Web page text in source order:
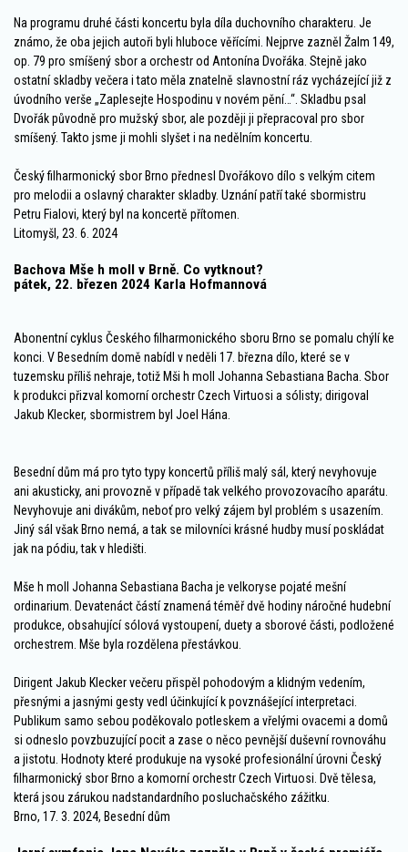
Na programu druhé části koncertu byla díla duchovního charakteru. Je
známo, že oba jejich autoři byli hluboce věřícími. Nejprve zazněl Žalm 149,
op. 79 pro smíšený sbor a orchestr od Antonína Dvořáka. Stejně jako
ostatní skladby večera i tato měla znatelně slavnostní ráz vycházející již z
úvodního verše „Zaplesejte Hospodinu v novém pění…“. Skladbu psal
Dvořák původně pro mužský sbor, ale později ji přepracoval pro sbor
smíšený. Takto jsme ji mohli slyšet i na nedělním koncertu.
Český filharmonický sbor Brno přednesl Dvořákovo dílo s velkým citem
pro melodii a oslavný charakter skladby. Uznání patří také sbormistru
Petru Fialovi, který byl na koncertě přítomen.
Litomyšl, 23. 6. 2024
Bachova Mše h moll v Brně. Co vytknout?
pátek, 22. březen 2024 Karla Hofmannová
Abonentní cyklus Českého filharmonického sboru Brno se pomalu chýlí ke
konci. V Besedním domě nabídl v neděli 17. března dílo, které se v
tuzemsku příliš nehraje, totiž Mši h moll Johanna Sebastiana Bacha. Sbor
k produkci přizval komorní orchestr Czech Virtuosi a sólisty; dirigoval
Jakub Klecker, sbormistrem byl Joel Hána.
Besední dům má pro tyto typy koncertů příliš malý sál, který nevyhovuje
ani akusticky, ani provozně v případě tak velkého provozovacího aparátu.
Nevyhovuje ani divákům, neboť pro velký zájem byl problém s usazením.
Jiný sál však Brno nemá, a tak se milovníci krásné hudby musí poskládat
jak na pódiu, tak v hledišti.
Mše h moll Johanna Sebastiana Bacha je velkoryse pojaté mešní
ordinarium. Devatenáct částí znamená téměř dvě hodiny náročné hudební
produkce, obsahující sólová vystoupení, duety a sborové části, podložené
orchestrem. Mše byla rozdělena přestávkou.
Dirigent Jakub Klecker večeru přispěl pohodovým a klidným vedením,
přesnými a jasnými gesty vedl účinkující k povznášející interpretaci.
Publikum samo sebou poděkovalo potleskem a vřelými ovacemi a domů
si odneslo povzbuzující pocit a zase o něco pevnější duševní rovnováhu
a jistotu. Hodnoty které produkuje na vysoké profesionální úrovni Český
filharmonický sbor Brno a komorní orchestr Czech Virtuosi. Dvě tělesa,
která jsou zárukou nadstandardního posluchačského zážitku.
Brno, 17. 3. 2024, Besední dům